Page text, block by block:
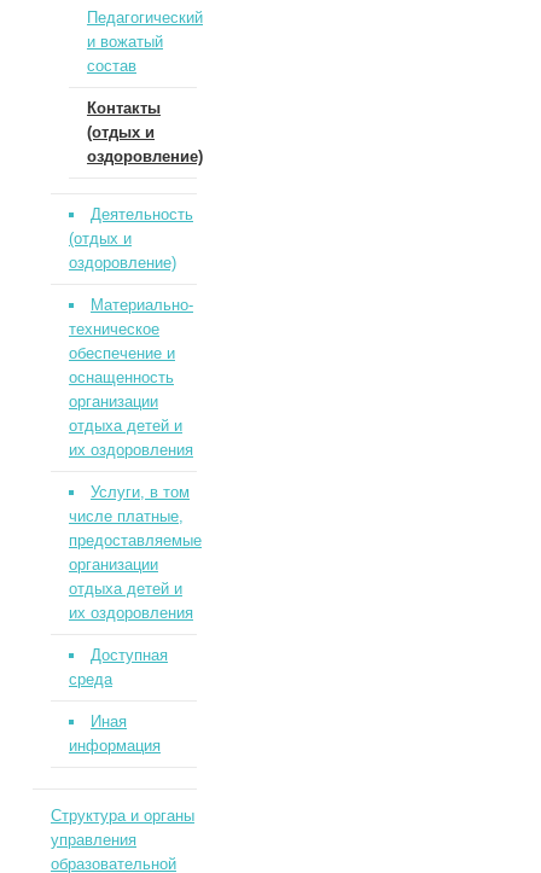
Педагогический
и вожатый
состав
Контакты
(отдых и
оздоровление)
Деятельность
(отдых и
оздоровление)
Материально-
техническое
обеспечение и
оснащенность
организации
отдыха детей и
их оздоровления
Услуги, в том
числе платные,
предоставляемые
организации
отдыха детей и
их оздоровления
Доступная
среда
Иная
информация
Структура и органы
управления
образовательной